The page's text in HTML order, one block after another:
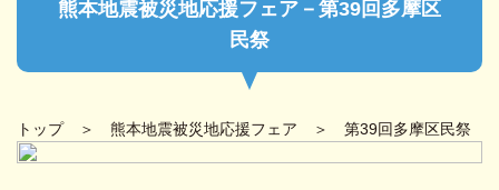
熊本地震被災地応援フェア－第39回多摩区
民祭
トップ＞ 熊本地震被災地応援フェア ＞ 第39回多摩区民祭